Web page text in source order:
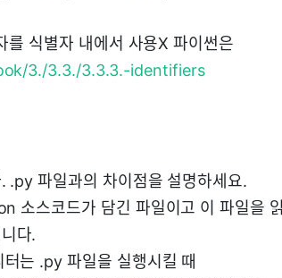
식별자 내에서 사용X 파이썬은
3./3.3./3.3.3.-identifiers
.py 파일과의 차이점을 설명하세요.
소스코드가 담긴 파일이고 이 파일을
다.
는 .py 파일을 실행시킬 때